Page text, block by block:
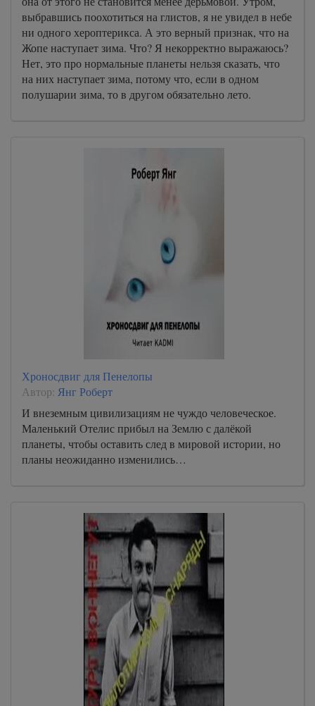
выбравшись поохотиться на глистов, я не увидел в небе
ни одного хероптерикса. А это верный признак, что на
Жопе наступает зима. Что? Я некорректно выражаюсь?
Нет, это про нормальные планеты нельзя сказать, что
на них наступает зима, потому что, если в одном
полушарии зима, то в другом обязательно лето.
Хроносдвиг для Пенелопы
Автор: Янг Роберт
И внеземным цивилизациям не чуждо человеческое.
Маленький Отелис прибыл на Землю с далёкой
планеты, чтобы оставить след в мировой истории, но
планы неожиданно изменились…